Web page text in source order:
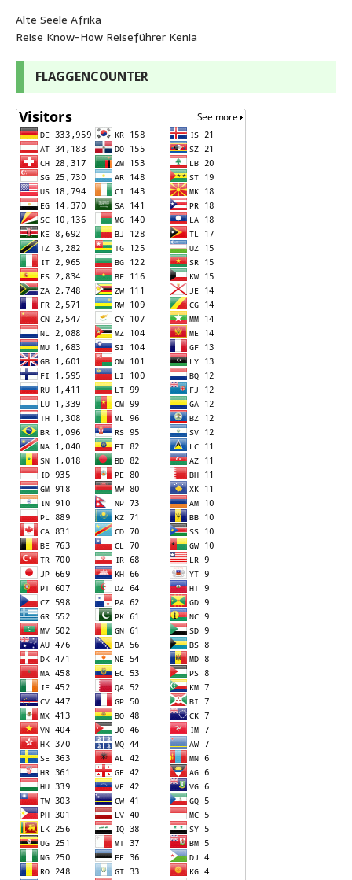
Alte Seele Afrika
Reise Know-How Reiseführer Kenia
FLAGGENCOUNTER